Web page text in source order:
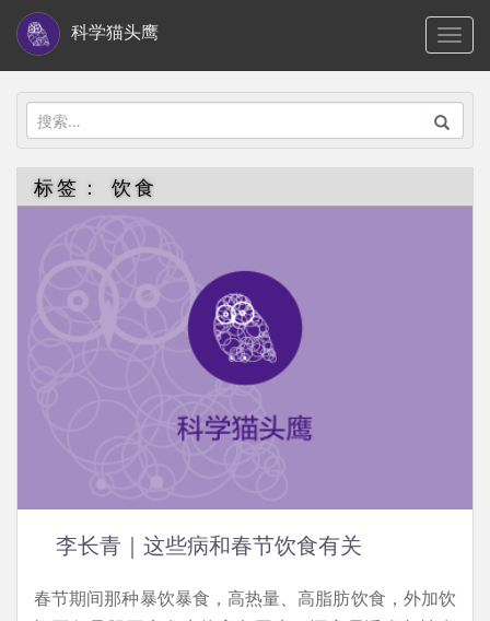
i
科学猫头鹰
搜
索：
标签： 饮食
李长青｜这些病和春节饮食有关
春节期间那种暴饮暴食，高热量、高脂肪饮食，外加饮